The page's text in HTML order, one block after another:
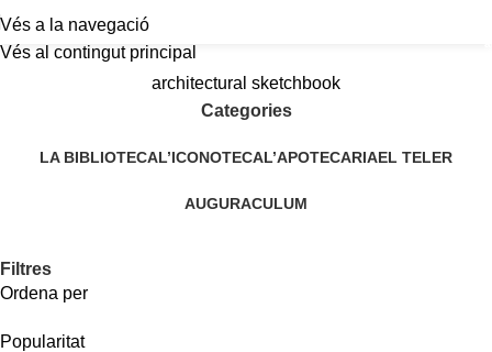
Vés a la navegació
Vés al contingut principal
architectural sketchbook
Categories
LA BIBLIOTECAL’ICONOTECAL’APOTECARIAEL TELER
AUGURACULUM
Filtres
Ordena per
Popularitat